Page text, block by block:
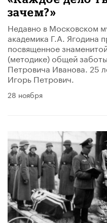
зачем?»
Недавно в Московском
академика Г.А. Ягодина
посвященное
(методике) общей
Петровича Иванова. 25
Игорь Петрович.
28 ноября